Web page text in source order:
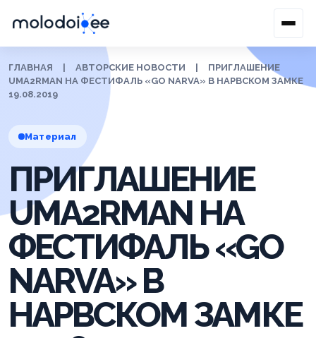
ГЛАВНАЯ АВТОРСКИЕ НОВОСТИ
ПРИГЛАШЕНИЕ
UMA2RMAN НА ФЕСТИФАЛЬ «GO NARVA» В НАРВСКОМ ЗАМКЕ
19.08.2019
Материал
ПРИГЛАШЕНИЕ
UMA2RMAN НА
ФЕСТИФАЛЬ «GO
NARVA» В
НАРВСКОМ ЗАМКЕ